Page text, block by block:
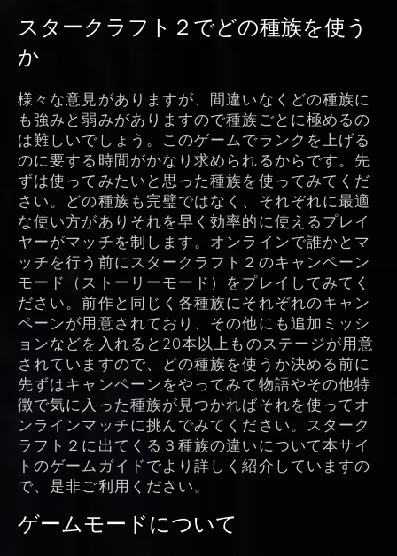
スタークラフト２でどの種族を使う
か
様々な意見がありますが、間違いなくどの種族に
も強みと弱みがありますので種族ごとに極めるの
は難しいでしょう。このゲームでランクを上げる
のに要する時間がかなり求められるからです。先
ずは使ってみたいと思った種族を使ってみてくだ
さい。どの種族も完璧ではなく、それぞれに最適
な使い方がありそれを早く効率的に使えるプレイ
ヤーがマッチを制します。オンラインで誰かとマ
ッチを行う前にスタークラフト２のキャンペーン
モード（ストーリーモード）をプレイしてみてく
ださい。前作と同じく各種族にそれぞれのキャン
ペーンが用意されており、その他にも追加ミッシ
ョンなどを入れると20本以上ものステージが用意
されていますので、どの種族を使うか決める前に
先ずはキャンペーンをやってみて物語やその他特
徴で気に入った種族が見つかればそれを使ってオ
ンラインマッチに挑んでみてください。スターク
ラフト２に出てくる３種族の違いについて本サイ
トのゲームガイドでより詳しく紹介していますの
で、是非ご利用ください。
ゲームモードについて